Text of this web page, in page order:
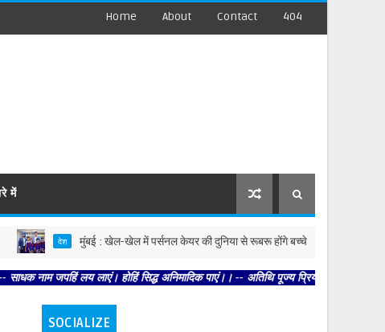
Home About Contact 404
में
देश मुंबई : खेल-खेल में पर्सनल केयर की दुनिया से रूबरू होंगे बच्चे
लय लाएं। होहिं सिद्ध अनिमादिक पाएं।। -- अतिथि पूज्य प्रियतम पुरारि के । कामद धन
SOCIALIZE